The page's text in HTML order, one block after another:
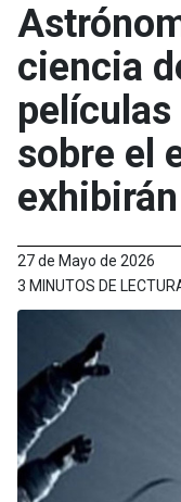
ciencia
sobre el
27 de Mayo de 2026
3 MINUTOS DE